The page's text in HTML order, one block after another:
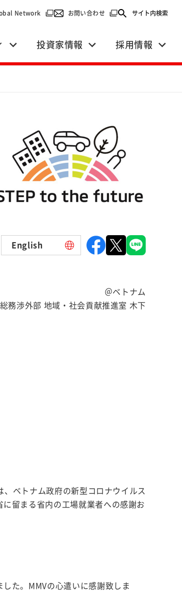
ウで開く）
Network （別ウィンドウで開く）
お問い合わせ （別ウィンドウで開く）
サイト内検索
投資家情報 採用情報
English
＠ベトナム
務渉外部 地域・社会貢献推進室 木下
ベトナム政府の新型コロナウイルス
留まる省内の工場就業者への感謝お
た。MMVの心遣いに感謝致しま